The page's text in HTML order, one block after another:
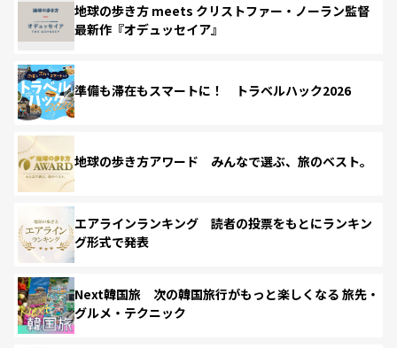
地球の歩き方 meets クリストファー・ノーラン監督
最新作『オデュッセイア』
準備も滞在もスマートに！ トラベルハック2026
地球の歩き方アワード みんなで選ぶ、旅のベスト。
エアラインランキング 読者の投票をもとにランキン
グ形式で発表
Next韓国旅 次の韓国旅行がもっと楽しくなる 旅先・
グルメ・テクニック